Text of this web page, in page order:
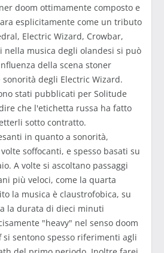
doom ottimamente composto e
esplicitamente come un tributo
Electric Wizard, Crowbar,
nella musica degli olandesi si può
della scena stoner
degli Electric Wizard.
stati pubblicati per Solitude
che l'etichetta russa ha fatto
sotto contratto.
in quanto a sonorità,
soffocanti, e spesso basati su
A volte si ascoltano passaggi
più veloci, come la quarta
la musica è claustrofobica, su
la durata di dieci minuti
"heavy" nel senso doom
sentono spesso riferimenti agli